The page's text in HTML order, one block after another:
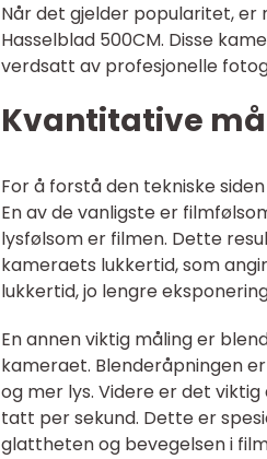
Når det gjelder popularitet, er
Hasselblad 500CM. Disse
verdsatt av profesjonelle
Kvantitative
For å forstå den tekniske
En av de vanligste er
lysfølsom er filmen. Dette
kameraets lukkertid, som
lukkertid, jo lengre
En annen viktig måling er
kameraet. Blenderåpningen
og mer lys. Videre er det
tatt per sekund. Dette er
glattheten og bevegelsen i